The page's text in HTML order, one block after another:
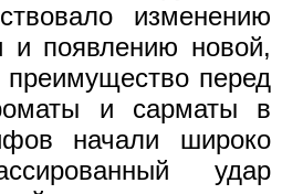
изменению
и появлению новой,
перед
и capматы в
начали широко
удар